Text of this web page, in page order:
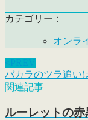
カテゴリー：
オンラ
<PREV
バカラのツラ追い
関連記事
ルーレットの